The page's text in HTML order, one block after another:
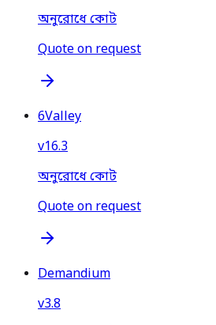
অনুরোধে কোট
Quote on request
6Valley
v16.3
অনুরোধে কোট
Quote on request
Demandium
v3.8